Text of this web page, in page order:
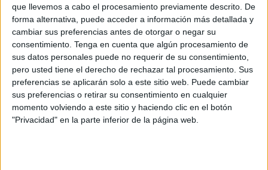
que llevemos a cabo el procesamiento previamente descrito. De
forma alternativa, puede acceder a información más detallada y
cambiar sus preferencias antes de otorgar o negar su
consentimiento. Tenga en cuenta que algún procesamiento de
sus datos personales puede no requerir de su consentimiento,
pero usted tiene el derecho de rechazar tal procesamiento. Sus
preferencias se aplicarán solo a este sitio web. Puede cambiar
sus preferencias o retirar su consentimiento en cualquier
momento volviendo a este sitio y haciendo clic en el botón
"Privacidad" en la parte inferior de la página web.
La presidente de ADEN, Ana Isabel García, ha subrayado
que lainvestigaciónjuega un papel fundamental en este
tipo de enfermedades, ya que “esta es primordial, es por
ello que este año reivindicamos es que el tiempo de
diagnósticose acorte, porque tienen de media cinco años
de diagnóstico, para que esta detección sea lo más rápida
posible”.